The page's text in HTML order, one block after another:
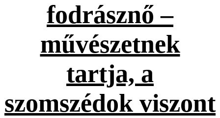
fodrásznő –
művészetnek
tartja, a
szomszédok viszont